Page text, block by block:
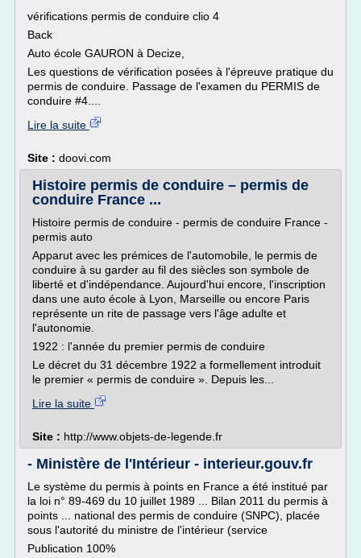
vérifications permis de conduire clio 4
Back
Auto école GAURON à Decize,
Les questions de vérification posées à l'épreuve pratique du
permis de conduire. Passage de l'examen du PERMIS de
conduire #4....
Lire la suite
Site : doovi.com
Histoire permis de conduire – permis de
conduire France ...
Histoire permis de conduire - permis de conduire France -
permis auto
Apparut avec les prémices de l'automobile, le permis de
conduire à su garder au fil des siècles son symbole de
liberté et d'indépendance. Aujourd'hui encore, l'inscription
dans une auto école à Lyon, Marseille ou encore Paris
représente un rite de passage vers l'âge adulte et
l'autonomie.
1922 : l'année du premier permis de conduire
Le décret du 31 décembre 1922 a formellement introduit
le premier « permis de conduire ». Depuis les...
Lire la suite
Site : http://www.objets-de-legende.fr
- Ministère de l'Intérieur - interieur.gouv.fr
Le système du permis à points en France a été institué par
la loi n° 89-469 du 10 juillet 1989 ... Bilan 2011 du permis à
points ... national des permis de conduire (SNPC), placée
sous l'autorité du ministre de l'intérieur (service
Publication 100%